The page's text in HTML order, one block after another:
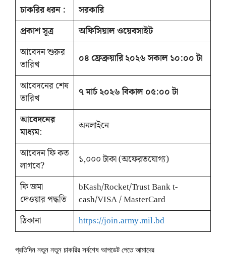
চাকরির ধরন :
সরকারি
প্রকাশ সূত্র
অফিসিয়াল ওয়েবসাইট
আবেদন শুরুর
তারিখ
০৪ ফ্রেব্রুয়ারি২০২৬ সকাল ১০:০০ টা
আবেদনের শেষ
তারিখ
৭ মার্চ ২০২৬ বিকাল ০৫:০০ টা
আবেদনের
মাধ্যম:
অনলাইনে
আবেদন ফি কত
লাগবে?
১,০০০ টাকা (অফেরতযোগ্য)
ফি জমা
দেওয়ার পদ্ধতি
bKash/Rocket/Trust Bank t-
cash/VISA / MasterCard
ঠিকানা
https://join.army.mil.bd
প্রতিদিন নতুন নতুন চাকরির সর্বশেষ আপডেট পেতে আমাদের